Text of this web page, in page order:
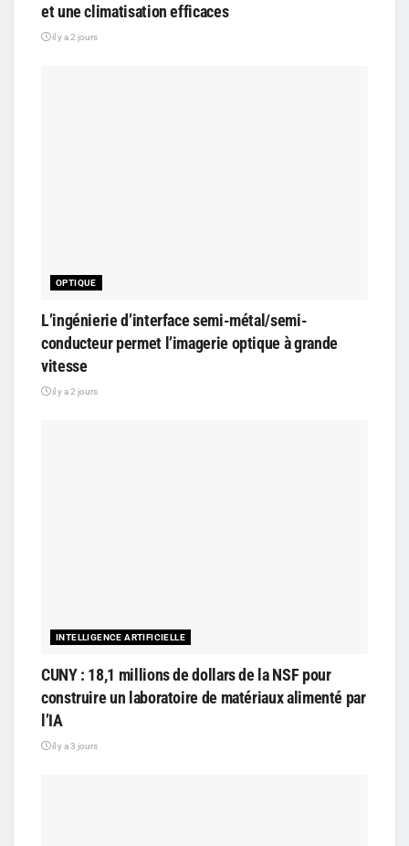
et une climatisation efficaces
il y a 2 jours
OPTIQUE
L’ingénierie d’interface semi-métal/semi-
conducteur permet l’imagerie optique à grande
vitesse
il y a 2 jours
INTELLIGENCE ARTIFICIELLE
CUNY : 18,1 millions de dollars de la NSF pour
construire un laboratoire de matériaux alimenté par
l’IA
il y a 3 jours